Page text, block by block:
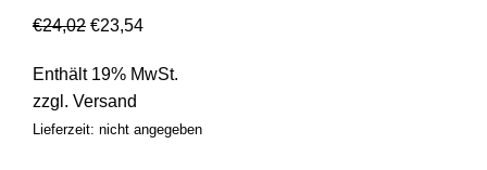
€24,02 €23,54
Enthält 19% MwSt.
zzgl. Versand
Lieferzeit: nicht angegeben